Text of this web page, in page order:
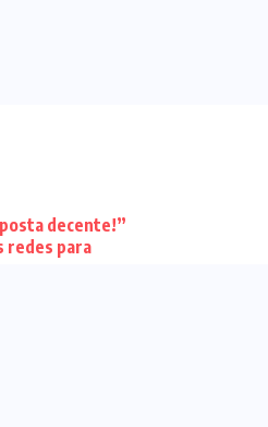
decente!”
redes para